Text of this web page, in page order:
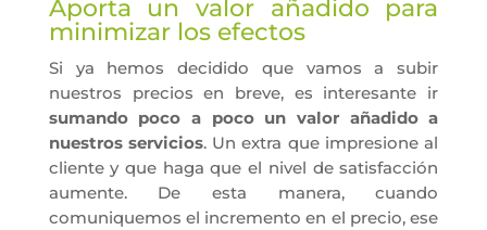
Aporta un valor añadido para
minimizar los efectos
Si ya hemos decidido que vamos a subir
nuestros precios en breve, es interesante ir
sumando poco a poco un valor añadido a
nuestros servicios. Un extra que impresione al
cliente y que haga que el nivel de satisfacción
aumente. De esta manera, cuando
comuniquemos el incremento en el precio, ese